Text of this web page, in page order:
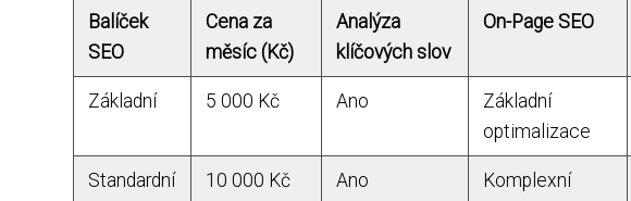
Balíček
SEO
Cena za
měsíc (Kč)
Analýza
klíčových slov
On-Page SEO
Základní 5 000 Kč Ano
Základní
optimalizace
Standardní 10 000 Kč Ano
Komplexní